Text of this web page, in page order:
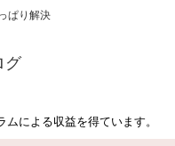
ぱり解決
グ
による収益を得ています。